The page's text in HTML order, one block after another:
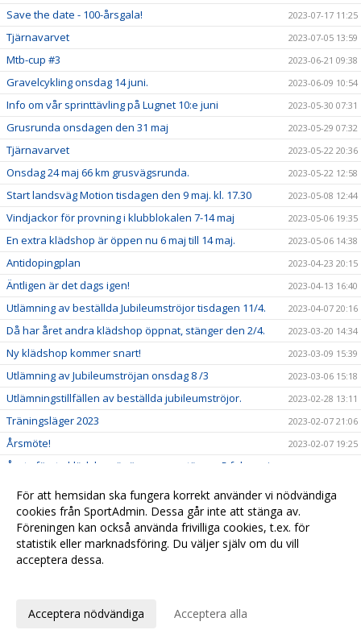
Save the date - 100-årsgala! 2023-07-17 11:25
Tjärnavarvet 2023-07-05 13:59
Mtb-cup #3 2023-06-21 09:38
Gravelcykling onsdag 14 juni. 2023-06-09 10:54
Info om vår sprinttävling på Lugnet 10:e juni 2023-05-30 07:31
Grusrunda onsdagen den 31 maj 2023-05-29 07:32
Tjärnavarvet 2023-05-22 20:36
Onsdag 24 maj 66 km grusvägsrunda. 2023-05-22 12:58
Start landsväg Motion tisdagen den 9 maj. kl. 17.30 2023-05-08 12:44
Vindjackor för provning i klubblokalen 7-14 maj 2023-05-06 19:35
En extra klädshop är öppen nu 6 maj till 14 maj. 2023-05-06 14:38
Antidopingplan 2023-04-23 20:15
Äntligen är det dags igen! 2023-04-13 16:40
Utlämning av beställda Jubileumströjor tisdagen 11/4. 2023-04-07 20:16
Då har året andra klädshop öppnat, stänger den 2/4. 2023-03-20 14:34
Ny klädshop kommer snart! 2023-03-09 15:39
Utlämning av Jubileumströjan onsdag 8 /3 2023-03-06 15:18
Utlämningstillfällen av beställda jubileumströjor. 2023-02-28 13:11
Träningsläger 2023 2023-02-07 21:06
Årsmöte! 2023-02-07 19:25
Årets första klädshop är öppen nu, stänger 5 februari.
Ny kläddesign för åren 2023-2027 2022-12-29 10:21
Vinterträningar 2023 2022-11-17 10:00
Strategidag Borlänge CK 2022-11-17 09:58
inställningar
Webbversion
För att hemsidan ska fungera korrekt använder vi nödvändiga
cookies från SportAdmin. Dessa går inte att stänga av.
Föreningen kan också använda frivilliga cookies, t.ex. för
statistik eller marknadsföring. Du väljer själv om du vill
acceptera dessa.
Acceptera nödvändiga Acceptera alla